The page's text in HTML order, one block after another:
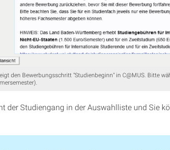
den Bewerbungsschritt "Studienbeginn" in C@MUS. Bitte
der Studiengang in der Auswahlliste und Sie